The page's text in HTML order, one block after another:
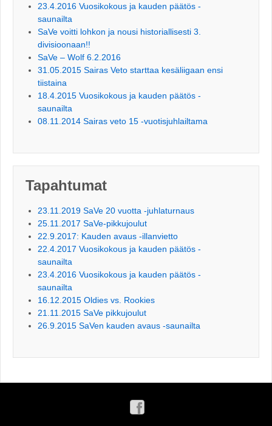
23.4.2016 Vuosikokous ja kauden päätös -
saunailta
SaVe voitti lohkon ja nousi historiallisesti 3.
divisioonaan!!
SaVe – Wolf 6.2.2016
31.05.2015 Sairas Veto starttaa kesäliigaan ensi
tiistaina
18.4.2015 Vuosikokous ja kauden päätös -
saunailta
08.11.2014 Sairas veto 15 -vuotisjuhlailtama
Tapahtumat
23.11.2019 SaVe 20 vuotta -juhlaturnaus
25.11.2017 SaVe-pikkujoulut
22.9.2017: Kauden avaus -illanvietto
22.4.2017 Vuosikokous ja kauden päätös -
saunailta
23.4.2016 Vuosikokous ja kauden päätös -
saunailta
16.12.2015 Oldies vs. Rookies
21.11.2015 SaVe pikkujoulut
26.9.2015 SaVen kauden avaus -saunailta